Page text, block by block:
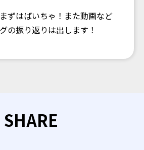
ずはばいちゃ！また動画など
の振り返りは出します！
SHARE